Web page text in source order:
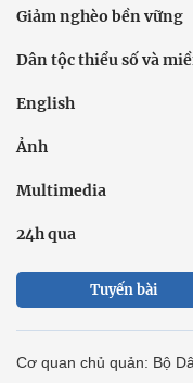
Giảm nghèo bền vững
Dân tộc thiểu số và
English
Ảnh
Multimedia
24h qua
Tuyến bài
Cơ quan chủ quản: Bộ